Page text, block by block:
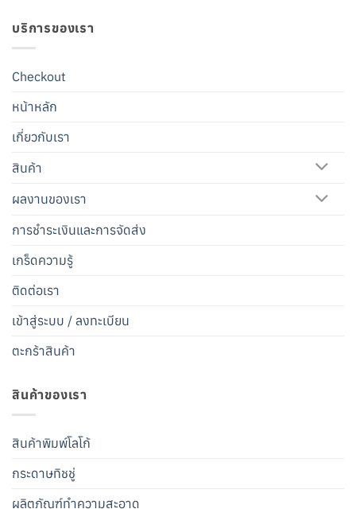
บริการของเรา
Checkout
หน้าหลัก
เกี่ยวกับเรา
สินค้า
ผลงานของเรา
การชำระเงินและการจัดส่ง
เกร็ดความรู้
ติดต่อเรา
เข้าสู่ระบบ / ลงทะเบียน
ตะกร้าสินค้า
สินค้าของเรา
สินค้าพิมพ์โลโก้
กระดาษทิชชู่
ผลิตภัณฑ์ทำความสะอาด